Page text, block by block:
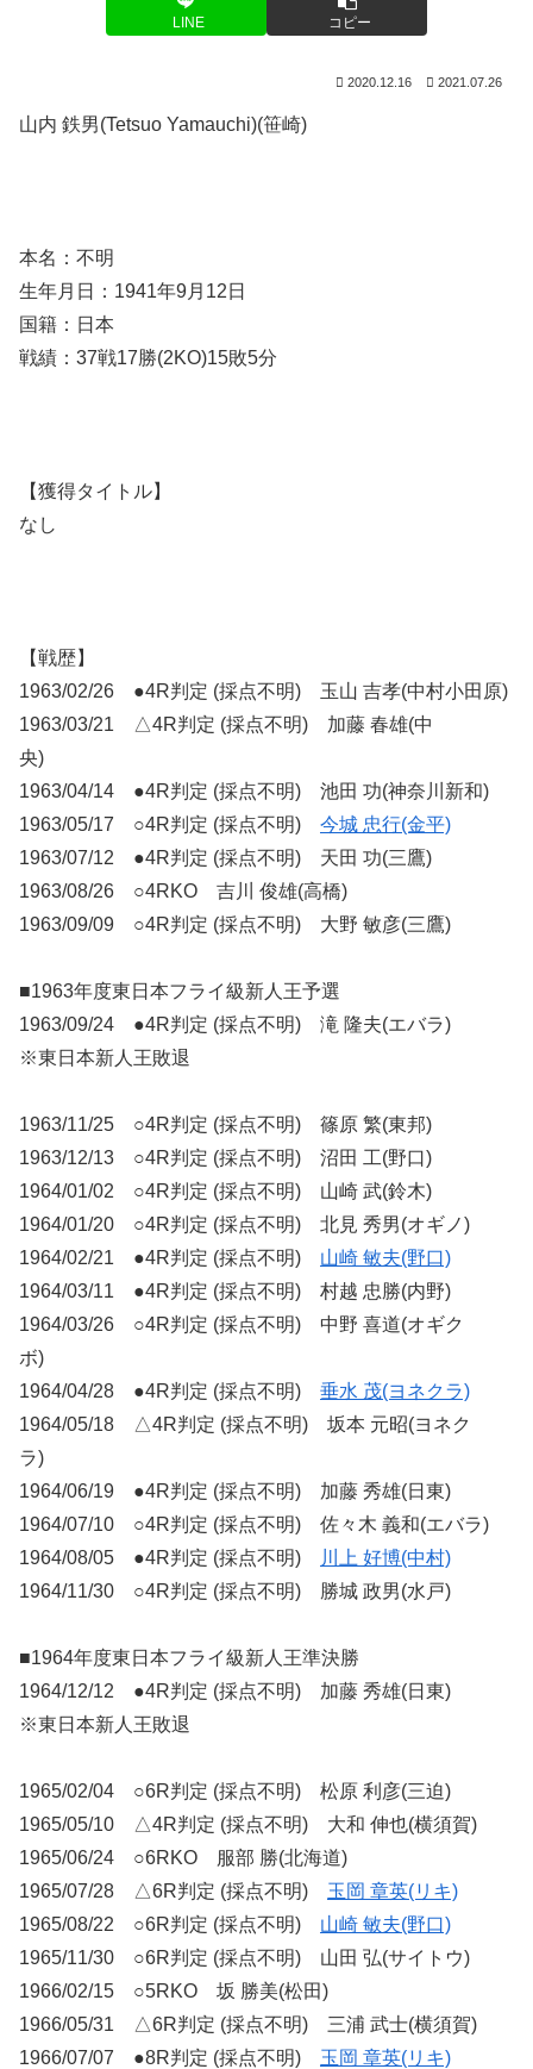
LINE コピー
2020.12.16 2021.07.26
山内 鉄男(Tetsuo Yamauchi)(笹崎)
本名：不明
生年月日：1941年9月12日
国籍：日本
戦績：37戦17勝(2KO)15敗5分
【獲得タイトル】
なし
【戦歴】
1963/02/26 ●4R判定 (採点不明) 玉山 吉孝(中村小田原)
1963/03/21 △4R判定 (採点不明) 加藤 春雄(中
央)
1963/04/14 ●4R判定 (採点不明) 池田 功(神奈川新和)
1963/05/17 ○4R判定 (採点不明) 今城 忠行(金平)
1963/07/12 ●4R判定 (採点不明) 天田 功(三鷹)
1963/08/26 ○4RKO 吉川 俊雄(高橋)
1963/09/09 ○4R判定 (採点不明) 大野 敏彦(三鷹)
■1963年度東日本フライ級新人王予選
1963/09/24 ●4R判定 (採点不明) 滝 隆夫(エバラ)
※東日本新人王敗退
1963/11/25 ○4R判定 (採点不明) 篠原 繁(東邦)
1963/12/13 ○4R判定 (採点不明) 沼田 工(野口)
1964/01/02 ○4R判定 (採点不明) 山崎 武(鈴木)
1964/01/20 ○4R判定 (採点不明) 北見 秀男(オギノ)
1964/02/21 ●4R判定 (採点不明) 山崎 敏夫(野口)
1964/03/11 ●4R判定 (採点不明) 村越 忠勝(内野)
1964/03/26 ○4R判定 (採点不明) 中野 喜道(オギク
ボ)
1964/04/28 ●4R判定 (採点不明) 垂水 茂(ヨネクラ)
1964/05/18 △4R判定 (採点不明) 坂本 元昭(ヨネク
ラ)
1964/06/19 ●4R判定 (採点不明) 加藤 秀雄(日東)
1964/07/10 ○4R判定 (採点不明) 佐々木 義和(エバラ)
1964/08/05 ●4R判定 (採点不明)
川上 好博(中村)
1964/11/30 ○4R判定 (採点不明) 勝城 政男(水戸)
■1964年度東日本フライ級新人王準決勝
1964/12/12 ●4R判定 (採点不明) 加藤 秀雄(日東)
※東日本新人王敗退
1965/02/04 ○6R判定 (採点不明) 松原 利彦(三迫)
1965/05/10 △4R判定 (採点不明) 大和 伸也(横須賀)
1965/06/24 ○6RKO 服部 勝(北海道)
1965/07/28 △6R判定 (採点不明) 玉岡 章英(リキ)
1965/08/22 ○6R判定 (採点不明) 山崎 敏夫(野口)
1965/11/30 ○6R判定 (採点不明) 山田 弘(サイトウ)
1966/02/15 ○5RKO 坂 勝美(松田)
1966/05/31 △6R判定 (採点不明) 三浦 武士(横須賀)
1966/07/07 ●8R判定 (採点不明) 玉岡 章英(リキ)